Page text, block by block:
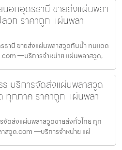
อกอุดรธานี ขายส่งแผ่นพลา
ก ราคาถูก แผ่นพลา
ธานี ขายส่งแผ่นพลาสวูดกันน้ำ ทนแดด
—บริการจำหน่าย แผ่นพลาสวูด,
บริการจัดส่งแผ่นพลาสวูด
ทุกภาค ราคาถูก แผ่นพลา
จัดส่งแผ่นพลาสวูดขายส่งทั่วไทย ทุก
สวูด.com —บริการจำหน่าย แผ่